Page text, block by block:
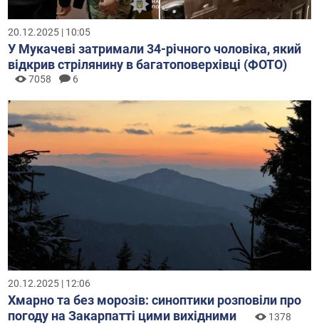
20.12.2025 | 10:05
У Мукачеві затримали 34-річного чоловіка, який
відкрив стрілянину в багатоповерхівці (ФОТО)
7058 6
20.12.2025 | 12:06
Хмарно та без морозів: синоптики розповіли про
погоду на Закарпатті цими вихідними
1378